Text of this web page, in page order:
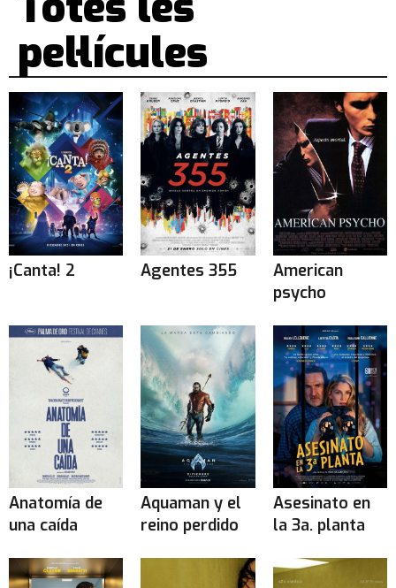
pel·lícules
¡Canta! 2 Agentes 355
American
psycho
Anatomía de
una caída
Aquaman y el
reino perdido
Asesinato en
la 3a. planta